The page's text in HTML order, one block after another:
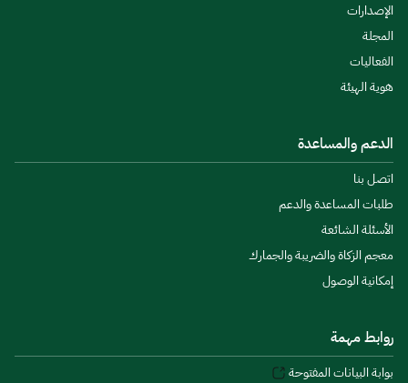
الإصدارات
المجلة
الفعاليات
هوية الهيئة
الدعم والمساعدة
اتصل بنا
طلبات المساعدة والدعم
الأسئلة الشائعة
معجم الزكاة والضريبة والجمارك
إمكانية الوصول
روابط مهمة
بوابة البيانات المفتوحة